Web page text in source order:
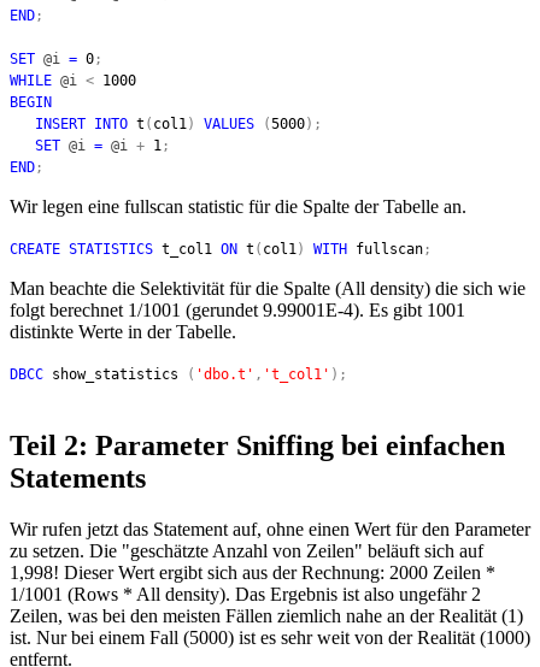
END;
SET @i = 0;
WHILE @i < 1000
BEGIN
INSERT INTO t ( col1) VALUES (5000);
SET @i = @i + 1;
END;
Wir legen eine fullscan statistic für die Spalte der Tabelle an.
CREATE STATISTICS t_col1 ON t ( col1) WITH fullscan;
Man beachte die Selektivität für die Spalte (All density) die sich wie
folgt berechnet 1/1001 (gerundet 9.99001E-4). Es gibt 1001
distinkte Werte in der Tabelle.
DBCC show_statistics ( 'dbo.t' , 't_col1' );
Teil 2: Parameter Sniffing bei einfachen
Statements
Wir rufen jetzt das Statement auf, ohne einen Wert für den Parameter
zu setzen. Die "geschätzte Anzahl von Zeilen" beläuft sich auf
1,998! Dieser Wert ergibt sich aus der Rechnung: 2000 Zeilen *
1/1001 (Rows * All density). Das Ergebnis ist also ungefähr 2
Zeilen, was bei den meisten Fällen ziemlich nahe an der Realität (1)
ist. Nur bei einem Fall (5000) ist es sehr weit von der Realität (1000)
entfernt.